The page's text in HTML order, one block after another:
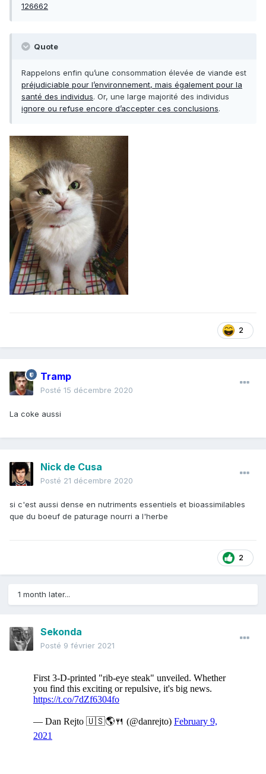
126662
Quote
Rappelons enfin qu’une consommation élevée de viande est
préjudiciable pour l’environnement, mais également pour la
santé des individus. Or, une large majorité des individus
ignore ou refuse encore d’accepter ces conclusions.
2
Tramp
Posté 15 décembre 2020
La coke aussi
Nick de Cusa
Posté 21 décembre 2020
si c'est aussi dense en nutriments essentiels et bioassimilables
que du boeuf de paturage nourri a l'herbe
2
1 month later...
Sekonda
Posté 9 février 2021